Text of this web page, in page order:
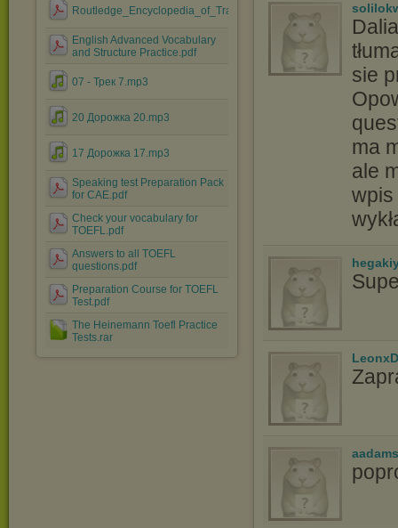
Routledge_Encyclopedia_of_Translation_Studies.pdf
English Advanced Vocabulary
and Structure Practice.pdf
07 - Трек 7.mp3
20 Дорожка 20.mp3
17 Дорожка 17.mp3
Speaking test Preparation Pack
for CAE.pdf
Check your vocabulary for
TOEFL.pdf
Answers to all TOEFL
questions.pdf
Preparation Course for TOEFL
Test.pdf
The Heinemann Toefl Practice
Tests.rar
sie
ma
ale
wpis